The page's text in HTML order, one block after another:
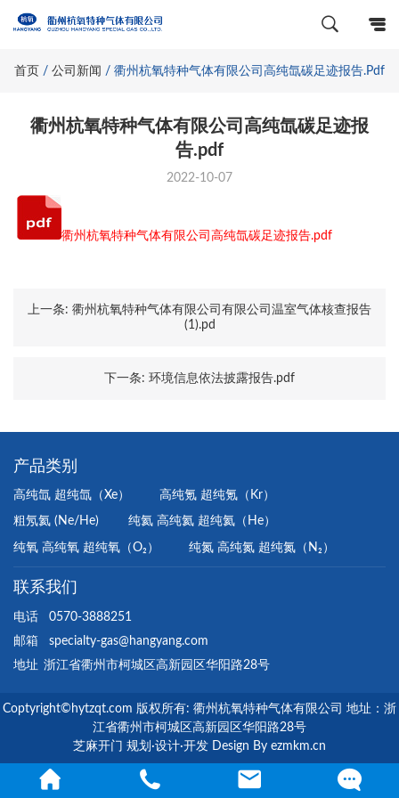
首页 / 公司新闻 / 衢州杭氧特种气体有限公司高纯氙碳足迹报告.pdf
衢州杭氧特种气体有限公司高纯氙碳足迹报
告.pdf
2022-10-07
衢州杭氧特种气体有限公司高纯氙碳足迹报告.pdf
上一条: 衢州杭氧特种气体有限公司有限公司温室气体核查报告
(1).pd
下一条: 环境信息依法披露报告.pdf
产品类别
高纯氙 超纯氙（Xe） 高纯氪 超纯氪（Kr）
粗氖氦 (Ne/He) 纯氦 高纯氦 超纯氦（He）
纯氧 高纯氧 超纯氧（O₂） 纯氮 高纯氮 超纯氮（N₂）
联系我们
电话
0570-3888251
邮箱
specialty-gas@hangyang.com
地址 浙江省衢州市柯城区高新园区华阳路28号
Coptyright©hytzqt.com 版权所有: 衢州杭氧特种气体有限公司 地址：浙
江省衢州市柯城区高新园区华阳路28号
芝麻开门 规划·设计·开发 Design By ezmkm.cn